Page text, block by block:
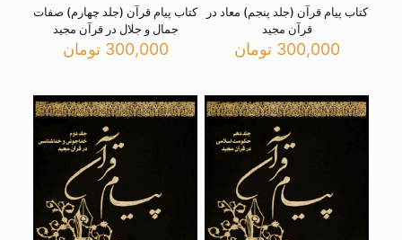
کتاب پیام قرآن (جلد پنجم) معاد در
قرآن مجید
300,000 تومان
کتاب پیام قرآن (جلد چهارم) صفات
جمال و جلال در قرآن مجید
300,000 تومان